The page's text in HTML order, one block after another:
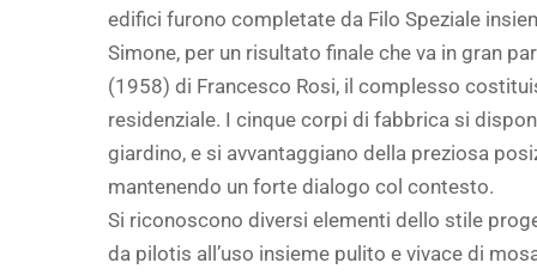
edifici furono completate da Filo Speziale
Simone, per un risultato finale che va in gran
(1958) di Francesco Rosi, il complesso
residenziale. I cinque corpi di fabbrica si
giardino, e si avvantaggiano della preziosa
mantenendo un forte dialogo col contesto.
Si riconoscono diversi elementi dello stile
da pilotis all’uso insieme pulito e vivace di